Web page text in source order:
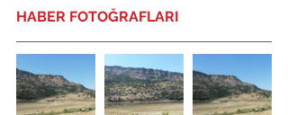
HABER FOTOĞRAFLARI